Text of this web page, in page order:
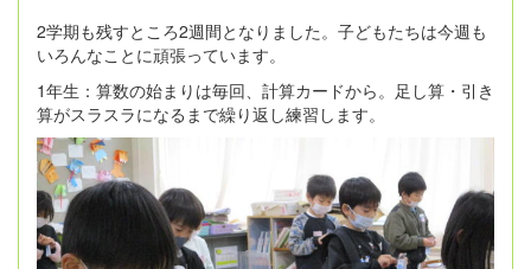
2学期も残すところ2週間となりました。子どもたちは今週も
いろんなことに頑張っています。
1年生：算数の始まりは毎回、計算カードから。足し算・引き
算がスラスラになるまで繰り返し練習します。